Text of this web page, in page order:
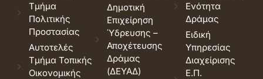
Τμήμα
Πολιτικής
Προστασίας
Αυτοτελές
Τμήμα Τοπικής
Οικονομικής
Δημοτική
Επιχείρηση
Ύδρευσης –
Αποχέτευσης
Δράμας
(ΔΕΥΑΔ)
Ενότητα
Δράμας
Ειδική
Υπηρεσίας
Διαχείρισης
Ε.Π.